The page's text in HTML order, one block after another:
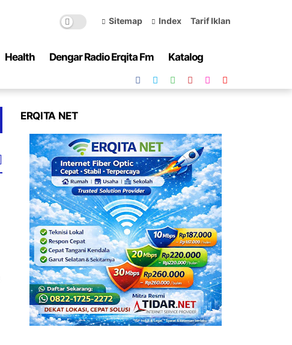
Sitemap Index Tarif Iklan
Health Dengar Radio Erqita Fm Katalog
ERQITA NET